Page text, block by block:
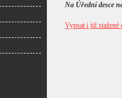
Na Úřední desce
Vypsat i již stažené